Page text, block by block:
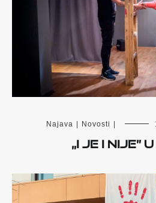
Najava Novosti
„I je i nije” u